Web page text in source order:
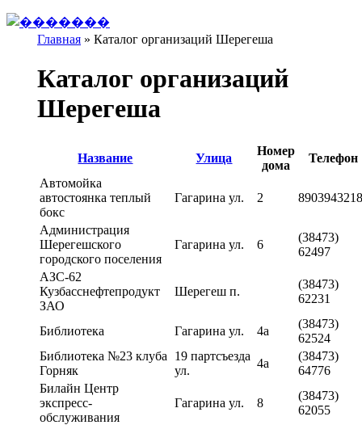
Главная » Каталог организаций Шерегеша
Каталог организаций
Шерегеша
Название Улица
Номер
дома
Телефон
Автомойка
автостоянка теплый
бокс
Гагарина ул. 2
Администрация
Шерегешского
городского поселения
Гагарина ул. 6
(38473)
62497
АЗС-62
Кузбасснефтепродукт
ЗАО
Шерегеш п.
(38473)
62231
Библиотека Гагарина ул. 4а
(38473)
62524
Библиотека №23 клуба
Горняк
19 партсъезда
ул.
4а
(38473)
64776
Билайн Центр
экспресс-
обслуживания
Гагарина ул. 8
(38473)
62055